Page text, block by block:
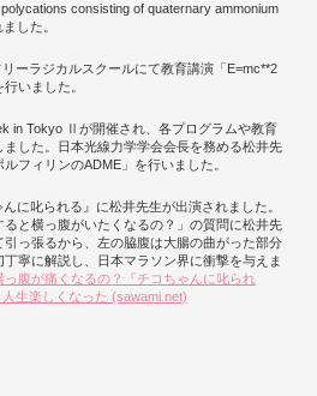
consisting of quaternary ammonium
した。
ーラジカルスクールにて教育講演「E=mc**2
いました。
in Tokyo Ⅱが開催され、各プログラムや教育
した。日本光線力学学会会長を務める松井先
フィリンのADME」を行いました。
に叱られる』に松井先生が出演されました。
と横っ腹がいたくなるの？」の質問に松井先
っ張るから、左の脇腹は大腸の曲がった部分
寧に解説し、日本マラソン界に衝撃を与えま
腹が痛くなるの？『チコちゃんに叱られ
生楽しくなった (sawami.net)